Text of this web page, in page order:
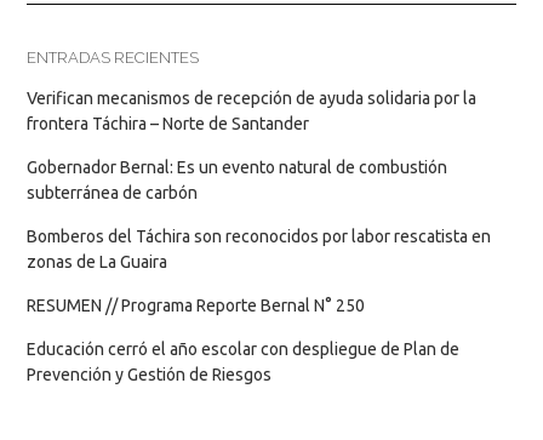
ENTRADAS RECIENTES
Verifican mecanismos de recepción de ayuda solidaria por la
frontera Táchira – Norte de Santander
Gobernador Bernal: Es un evento natural de combustión
subterránea de carbón
Bomberos del Táchira son reconocidos por labor rescatista en
zonas de La Guaira
RESUMEN // Programa Reporte Bernal N° 250
Educación cerró el año escolar con despliegue de Plan de
Prevención y Gestión de Riesgos